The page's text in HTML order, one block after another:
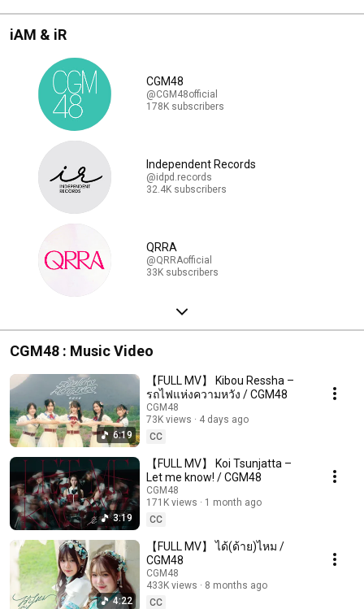
iAM & iR
CGM48
@CGM48official
178K subscribers
Independent Records
@idpd.records
32.4K subscribers
QRRA
@QRRAofficial
33K subscribers
CGM48 : Music Video
6:19
【FULL MV】 Kibou Ressha –
รถไฟแห่งความหวัง / CGM48
CGM48
73K views
4 days ago
CC
3:19
【FULL MV】 Koi Tsunjatta –
Let me know! / CGM48
CGM48
171K views
1 month ago
CC
4:22
【FULL MV】 ได้(ด้าย)ไหม /
CGM48
CGM48
433K views
8 months ago
CC